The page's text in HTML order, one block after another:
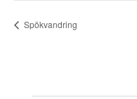
Spökvandring